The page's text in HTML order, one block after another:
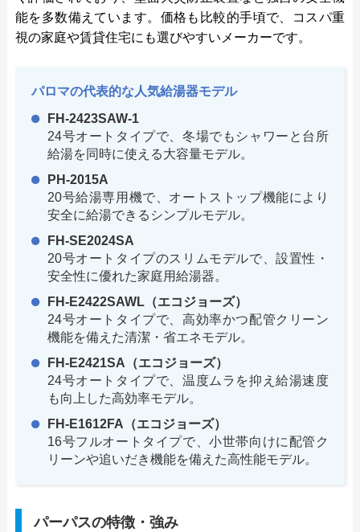
能を多数備えています。価格も比較的手頃で、コスパ重
視の家庭や賃貸住宅にも選びやすいメーカーです。
パロマの代表的な人気給湯器モデル
FH-2423SAW-1
24号オートタイプで、冬場でもシャワーと台所
給湯を同時に使える大容量モデル。
PH-2015A
20号給湯専用機で、オートストップ機能により
安全に給湯できるシンプルモデル。
FH-SE2024SA
20号オートタイプのスリムモデルで、設置性・
安全性に優れた家庭用給湯器。
FH-E2422SAWL（エコジョーズ）
24号オートタイプで、高効率かつ配管クリーン
機能を備えた清潔・省エネモデル。
FH-E2421SA（エコジョーズ）
24号オートタイプで、温度ムラを抑え給湯速度
も向上した高効率モデル。
FH-E1612FA（エコジョーズ）
16号フルオートタイプで、小世帯向けに配管ク
リーンや追いだき機能を備えた高性能モデル。
パーパスの特徴・強み